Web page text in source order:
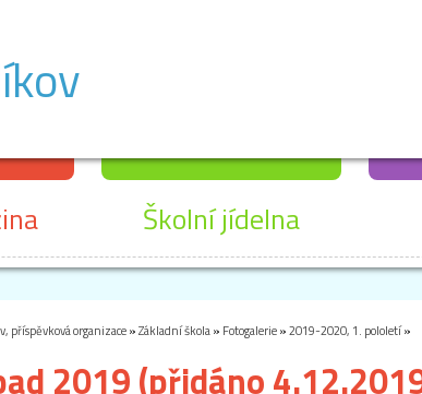
Školní jídelna
příspěvková organizace»Základní škola» Fotogalerie»2019-2020, 1. pololetí»
2019 (přidáno